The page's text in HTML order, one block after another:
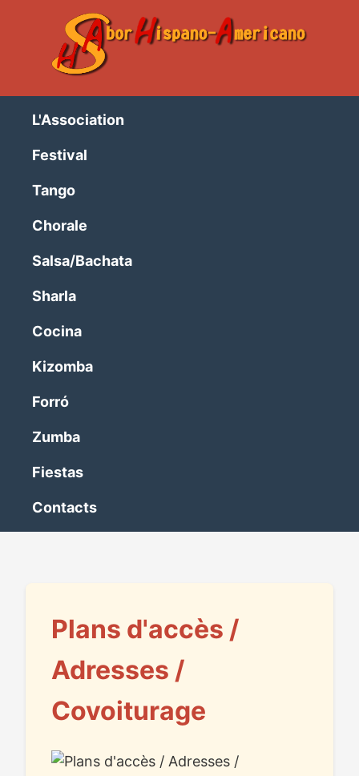
L'Association
Festival
Tango
Chorale
Salsa/Bachata
Sharla
Cocina
Kizomba
Forró
Zumba
Fiestas
Contacts
Plans d'accès /
Adresses /
Covoiturage